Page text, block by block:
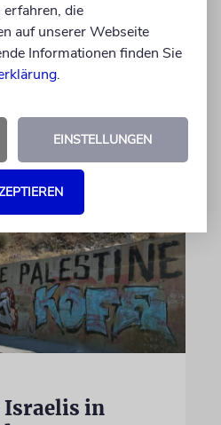
Londons untersucht,
von der
ihren Spenden wusste
Israelis in
die
auf unserer Webseite
Informationen finden Sie
.
EINSTELLUNGEN